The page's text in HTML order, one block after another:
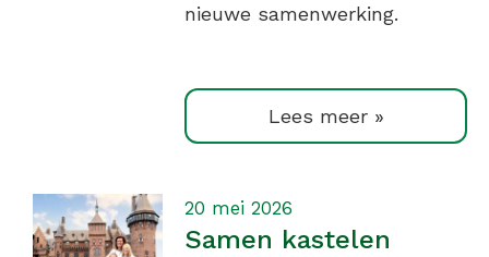
nieuwe samenwerking.
Lees meer »
Samen kastelen
20 mei 2026